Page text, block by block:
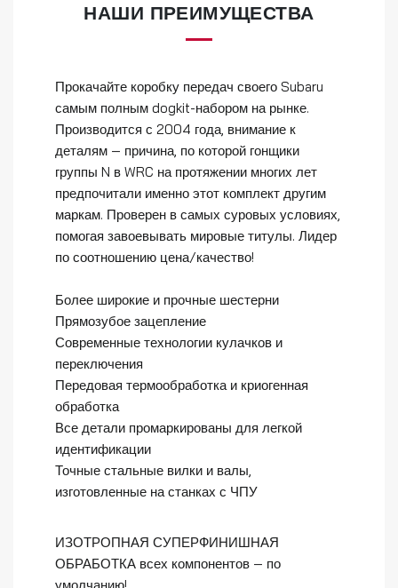
НАШИ ПРЕИМУЩЕСТВА
Прокачайте коробку передач своего Subaru
самым полным dogkit-набором на рынке.
Производится с 2004 года, внимание к
деталям — причина, по которой гонщики
группы N в WRC на протяжении многих лет
предпочитали именно этот комплект другим
маркам. Проверен в самых суровых условиях,
помогая завоевывать мировые титулы. Лидер
по соотношению цена/качество!
Более широкие и прочные шестерни
Прямозубое зацепление
Современные технологии кулачков и
переключения
Передовая термообработка и криогенная
обработка
Все детали промаркированы для легкой
идентификации
Точные стальные вилки и валы,
изготовленные на станках с ЧПУ
ИЗОТРОПНАЯ СУПЕРФИНИШНАЯ
ОБРАБОТКА всех компонентов — по